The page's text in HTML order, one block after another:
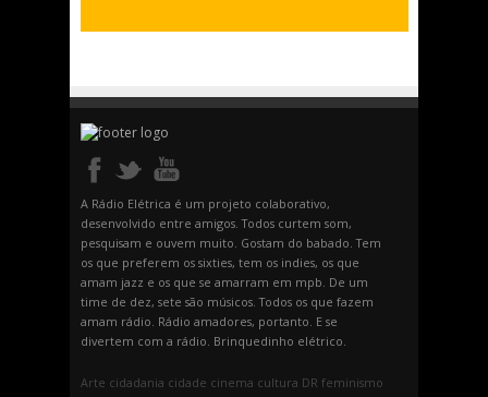
A Rádio Elétrica é um projeto colaborativo,
desenvolvido entre amigos. Todos curtem som,
pesquisam e ouvem muito. Gostam do babado. Tem
os que preferem os sixties, tem os indies, os que
amam jazz e os que se amarram em mpb. De um
time de dez, sete são músicos. Todos os que fazem
amam rádio. Rádio amadores, portanto. E se
divertem com a rádio. Brinquedinho elétrico.
Arte cidadania cidade cinema cultura DR feminismo